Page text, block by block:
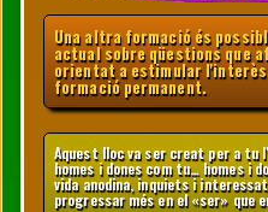
Una altra formació és
actual sobre qüestions que
orientat a estimular
formació permanent.
Aquest lloc va ser creat per a tu
homes i dones com tu… homes i
vida anodina, inquiets i
progressar més en el «ser» que